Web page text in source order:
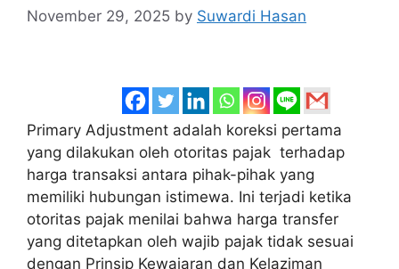
November 29, 2025 by Suwardi Hasan
Primary Adjustment adalah koreksi pertama
yang dilakukan oleh otoritas pajak terhadap
harga transaksi antara pihak-pihak yang
memiliki hubungan istimewa. Ini terjadi ketika
otoritas pajak menilai bahwa harga transfer
yang ditetapkan oleh wajib pajak tidak sesuai
dengan Prinsip Kewajaran dan Kelaziman